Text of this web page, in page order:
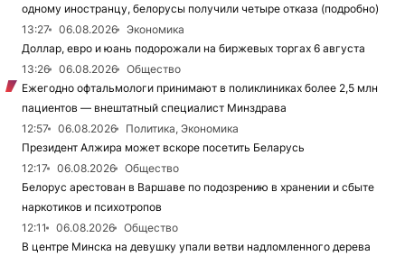
одному иностранцу, белорусы получили четыре отказа (подробно)
13:27
06.08.2026
Экономика
Доллар, евро и юань подорожали на биржевых торгах 6 августа
13:26
06.08.2026
Общество
Ежегодно офтальмологи принимают в поликлиниках более 2,5 млн
пациентов — внештатный специалист Минздрава
12:57
06.08.2026
Политика, Экономика
Президент Алжира может вскоре посетить Беларусь
12:17
06.08.2026
Общество
Белорус арестован в Варшаве по подозрению в хранении и сбыте
наркотиков и психотропов
12:11
06.08.2026
Общество
В центре Минска на девушку упали ветви надломленного дерева